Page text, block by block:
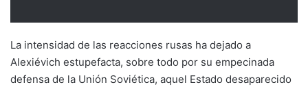
La intensidad de las reacciones rusas ha dejado a
Alexiévich estupefacta, sobre todo por su empecinada
defensa de la Unión Soviética, aquel Estado desaparecido